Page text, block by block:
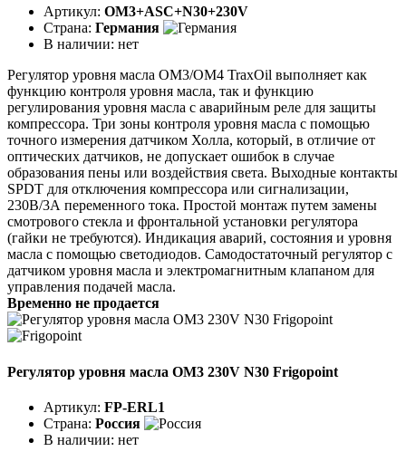
Артикул: OM3+ASC+N30+230V
Страна: Германия
В наличии: нет
Регулятор уровня масла ОМ3/ОМ4 TraxOil выполняет как
функцию контроля уровня масла, так и функцию
регулирования уровня масла с аварийным реле для защиты
компрессора. Три зоны контроля уровня масла с помощью
точного измерения датчиком Холла, который, в отличие от
оптических датчиков, не допускает ошибок в случае
образования пены или воздействия света. Выходные контакты
SPDT для отключения компрессора или сигнализации,
230В/3А переменного тока. Простой монтаж путем замены
смотрового стекла и фронтальной установки регулятора
(гайки не требуются). Индикация аварий, состояния и уровня
масла с помощью светодиодов. Самодостаточный регулятор с
датчиком уровня масла и электромагнитным клапаном для
управления подачей масла.
Временно не продается
Регулятор уровня масла OM3 230V N30 Frigopoint
Артикул: FP-ERL1
Страна: Россия
В наличии: нет